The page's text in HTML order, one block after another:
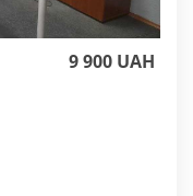
9 900 UAH